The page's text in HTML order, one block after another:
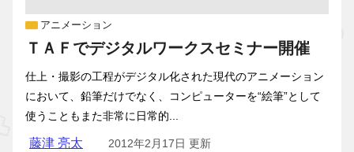
アニメーション
ＴＡＦでデジタルワークスセミナー開催
仕上・撮影の工程がデジタル化された現代のアニメーション
において、鉛筆だけでなく、コンピューターを“絵筆”として
使うこともまた非常に日常的...
藤津 亮太 2012年2月17日 更新